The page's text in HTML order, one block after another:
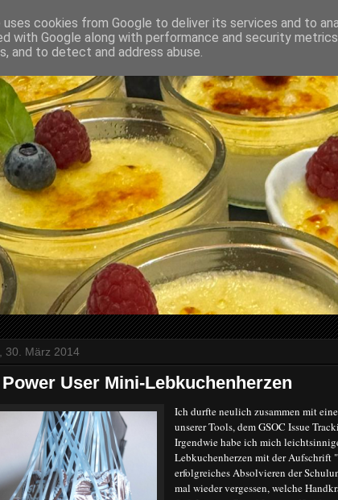
30. März 2014
Power User Mini-Lebkuchenherzen
Ich durfte neulich zusammen mit
unserer Tools, dem GSOC Issue
Irgendwie habe ich mich
Lebkuchenherzen mit der Aufschrift
erfolgreiches Absolvieren der
mal wieder vergessen, welche
uses cookies from Google to deliver its services and to
with Google along with performance and security
and to detect and address abuse.